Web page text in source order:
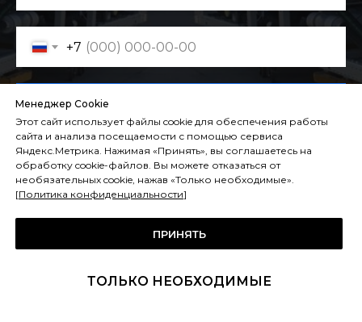
+7
Менеджер Cookie
Этот сайт использует файлы cookie для обеспечения работы
сайта и анализа посещаемости с помощью сервиса
Яндекс.Метрика. Нажимая «Принять», вы соглашаетесь на
обработку cookie-файлов. Вы можете отказаться от
необязательных cookie, нажав «Только необходимые».
[Политика конфиденциальности]
ПРИНЯТЬ
ТОЛЬКО НЕОБХОДИМЫЕ